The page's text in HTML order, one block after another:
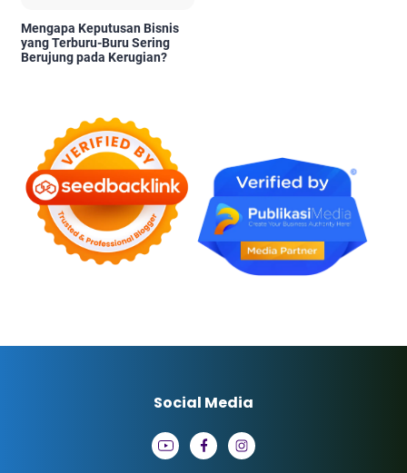
Mengapa Keputusan Bisnis
yang Terburu-Buru Sering
Berujung pada Kerugian?
Social Media